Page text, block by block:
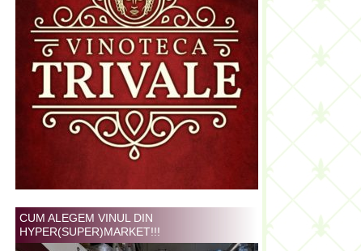
CUM ALEGEM VINUL DIN
HYPER(SUPER)MARKET!!!